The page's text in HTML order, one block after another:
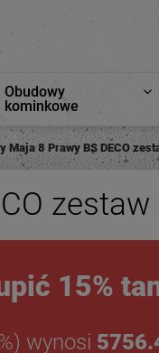
Obudowy
kominkowe
Maja 8 Prawy BS DECO
zestaw
15%
wynosi